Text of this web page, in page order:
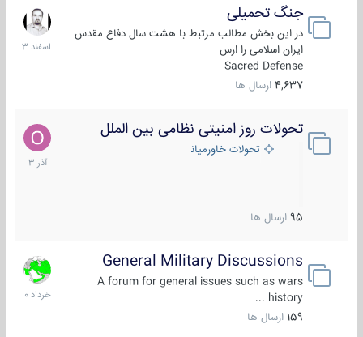
جنگ تحمیلی
در این بخش مطالب مرتبط با هشت سال دفاع مقدس
ایران اسلامی را ارس
Sacred Defense
4,637 ارسال ها
20
اسفند
1403
تحولات روز امنیتی نظامی بین الملل
تحولات خاورمیانه
95 ارسال ها
21
آذر
1403
General Military Discussions
A forum for general issues such as wars
history ...
159 ارسال ها
10
خرداد
1400